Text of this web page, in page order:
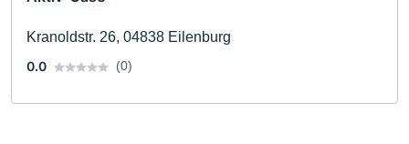
Kranoldstr. 26, 04838 Eilenburg
0.0
(0)